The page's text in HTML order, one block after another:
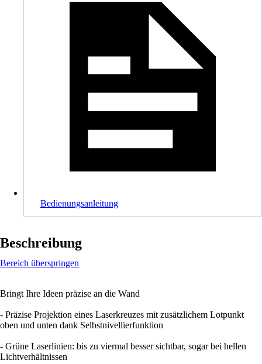
Bedienungsanleitung
Beschreibung
Bereich überspringen
Bringt Ihre Ideen präzise an die Wand
- Präzise Projektion eines Laserkreuzes mit zusätzlichem Lotpunkt
oben und unten dank Selbstnivellierfunktion
- Grüne Laserlinien: bis zu viermal besser sichtbar, sogar bei hellen
Lichtverhältnissen